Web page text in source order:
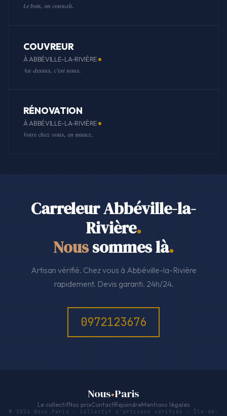
Le bois, on connaît.
COUVREUR
À ABBÉVILLE-LA-RIVIÈRE
Au-dessus, c'est nous.
RÉNOVATION
À ABBÉVILLE-LA-RIVIÈRE
Votre chez-vous, en mieux.
Carreleur Abbéville-la-
Rivière.
Noussommes là.
Artisan vérifié. Chez vous à Abbéville-la-Rivière
rapidement. Devis garanti. 24h/24.
0972123676
Nous Paris
Le collectifNos prixContactRejoindreMentions légales
© 2026 Nous.Paris · Collectif d'artisans vérifiés · Île-de-